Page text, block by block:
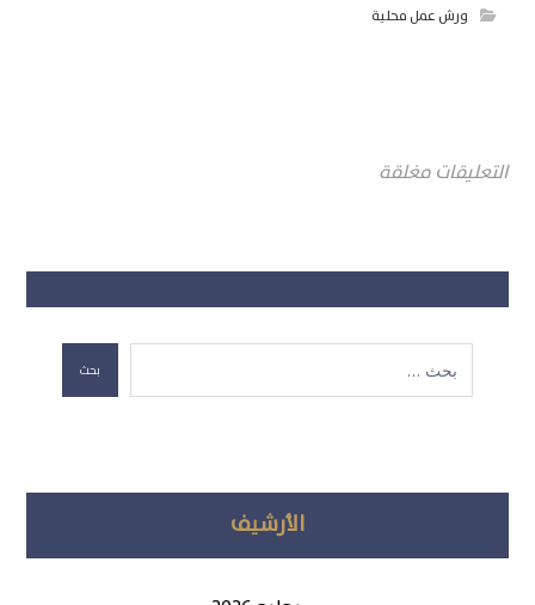
ورش عمل محلية
التعليقات مغلقة
بحث
الأرشيف